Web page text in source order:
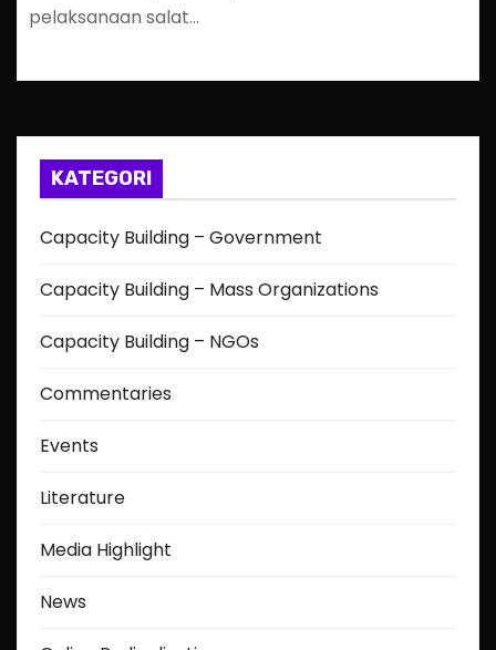
pelaksanaan salat…
KATEGORI
Capacity Building – Government
Capacity Building – Mass Organizations
Capacity Building – NGOs
Commentaries
Events
Literature
Media Highlight
News